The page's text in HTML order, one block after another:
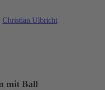
Christian Ulbricht
mit Ball